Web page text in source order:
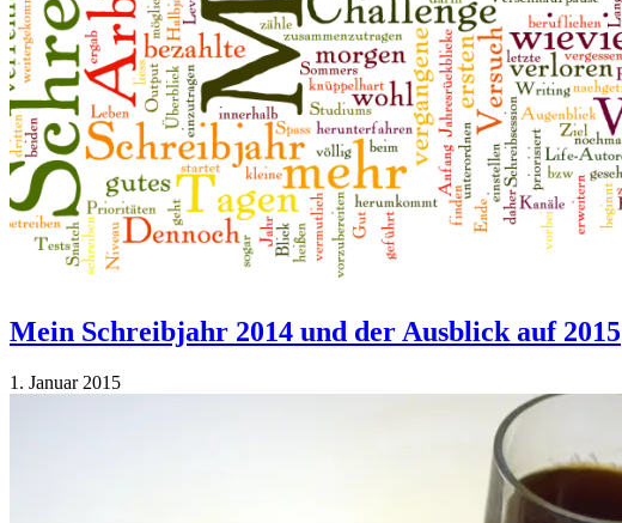
Mein Schreibjahr 2014 und der Ausblick auf 2015
1. Januar 2015